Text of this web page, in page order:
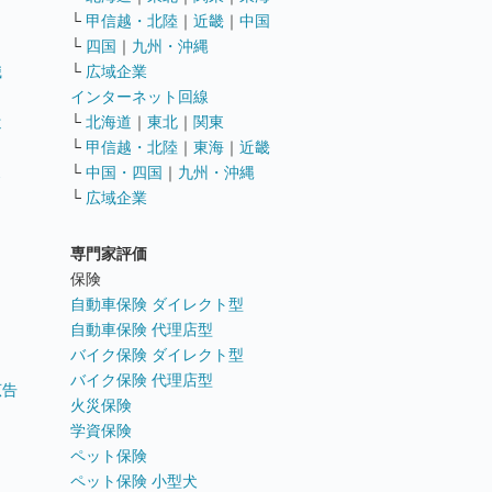
└ 甲信越・北陸 ｜ 近畿 ｜ 中国
└ 四国 ｜ 九州・沖縄
└ 広域企業
インターネット回線
└ 北海道 ｜ 東北 ｜ 関東
└ 甲信越・北陸 ｜ 東海 ｜ 近畿
└ 中国・四国 ｜ 九州・沖縄
└ 広域企業
専門家評価
保険
自動車保険 ダイレクト型
自動車保険 代理店型
バイク保険 ダイレクト型
バイク保険 代理店型
火災保険
学資保険
ペット保険
ペット保険 小型犬